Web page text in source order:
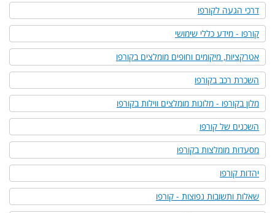
דרכי הגעה לקורפו
קורפו - מידע כללי שימושי
אטרקציות, מיקומים וחופים מומלצים בקורפו
השכרת רכב בקורפו
מלון בקורפו - מלונות מומלצים ווילות בקורפו
השכנים של קורפו
מסעדות מומלצות בקורפו
יהדות קורפו
שאלות ותשובות נפוצות - קורפו